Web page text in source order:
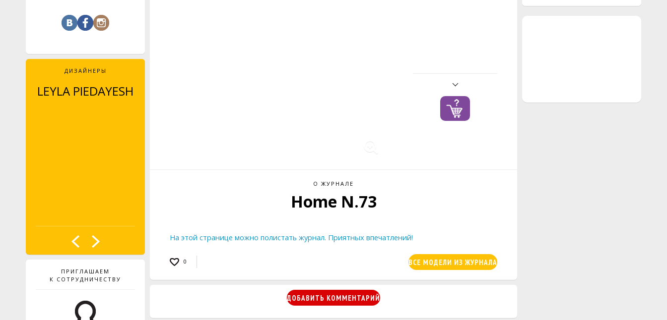
ДИЗАЙНЕРЫ
LEYLA PIEDAYESH
ПРИГЛАШАЕМ
К СОТРУДНИЧЕСТВУ
О ЖУРНАЛЕ
Home N.73
На этой странице можно полистать журнал. Приятных впечатлений!
0 ВСЕ МОДЕЛИ ИЗ ЖУРНАЛА
ДОБАВИТЬ КОММЕНТАРИЙ